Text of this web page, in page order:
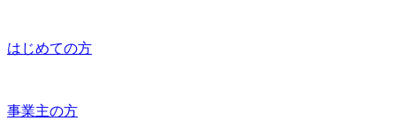
はじめての方
事業主の方